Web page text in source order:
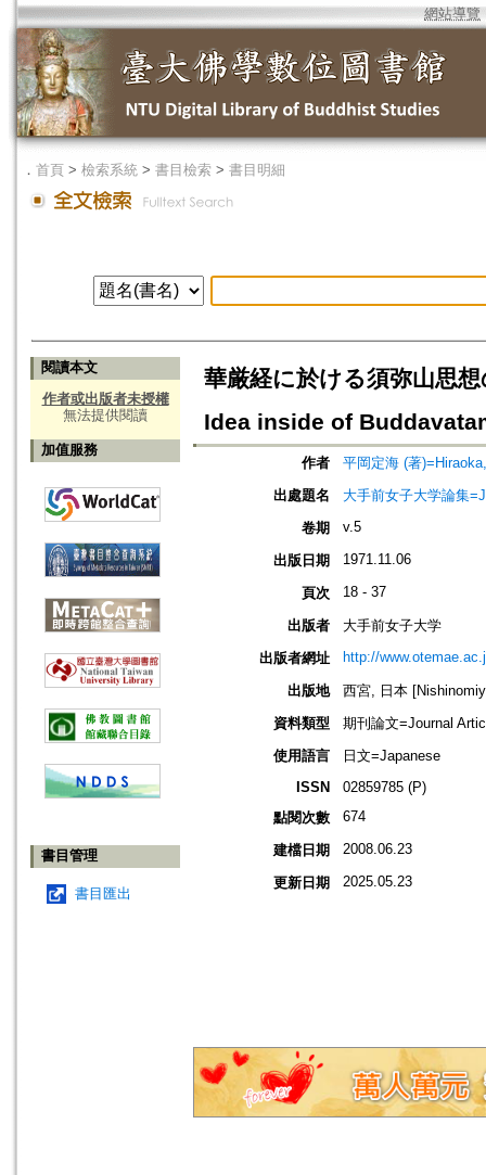
網站導覽
． 首頁 > 檢索系統 > 書目檢索 > 書目明細
閱讀本文
作者或出版者未授權
無法提供閱讀
加值服務
書目管理
書目匯出
華厳経に於ける須弥山思
Idea inside of
作者
平岡定海 (著
出處題名
大手前女子大学論集
卷期
v.5
出版日期 1971.11.06
頁次 18 - 37
出版者
大手前女子大学
出版者網址
http://
出版地
西宮, 日本
資料類型
期刊論文=Journal
使用語言
日文=Japanese
ISSN
02859785 (P)
點閱次數
674
建檔日期 2008.06.23
更新日期 2025.05.23